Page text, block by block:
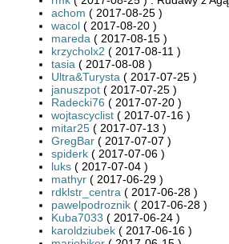
achom ( 2017-08-25 )
wacol ( 2017-08-20 )
mareda ( 2017-08-15 )
krzycholx2 ( 2017-08-11 )
tasia ( 2017-08-08 )
Ultra&Turysta ( 2017-07-25 )
januszpot ( 2017-07-25 )
Radecki76 ( 2017-07-20 )
wojtascyclist ( 2017-07-16 )
mitar25 ( 2017-07-13 )
GregBar ( 2017-07-07 )
spiderk ( 2017-07-06 )
luks ( 2017-07-04 )
mathyr ( 2017-06-29 )
rdklstr_centra ( 2017-06-28 )
pawelpodroznik ( 2017-06-28 )
Kuba7033 ( 2017-06-24 )
karoldziubek ( 2017-06-16 )